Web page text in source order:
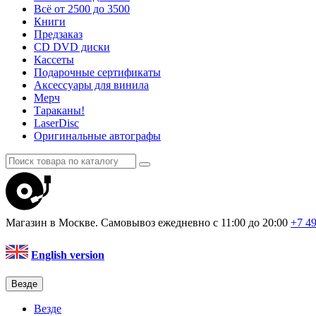
Всё от 2500 до 3500
Книги
Предзаказ
CD DVD диски
Кассеты
Подарочные сертификаты
Аксессуары для винила
Мерч
Тараканы!
LaserDisc
Оригинальные автографы
Магазин в Москве. Самовывоз ежедневно с 11:00 до 20:00 +7
English version
Везде
Везде